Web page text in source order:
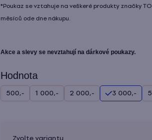
*Poukaz se vztahuje na veškeré produkty značky
měsíců ode dne nákupu.
Akce a slevy se nevztahují na dárkové poukazy.
Hodnota
500,- 1 000,- 2 000,- 3 000,-